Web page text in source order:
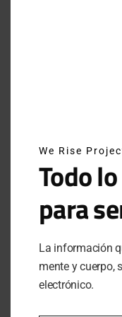
SUSCRÍBETE A
Al hacer clic en
almacenamiento de
We Rise
Todo
para
La información
mente y cuerpo,
electrónico.